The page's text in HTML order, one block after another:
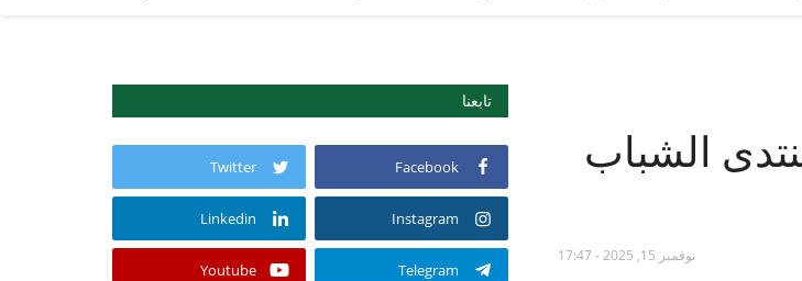
الشباب
نوفمبر 15, 2025 - 17:47
تابعنا
Facebook
Twitter
Instagram
Linkedin
Telegram
Youtube